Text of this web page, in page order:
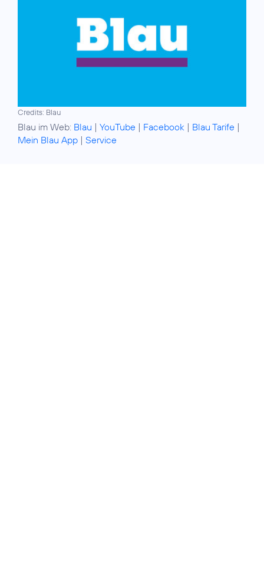
Credits: Blau
Blau im Web: Blau | YouTube | Facebook | Blau Tarife |
Mein Blau App | Service